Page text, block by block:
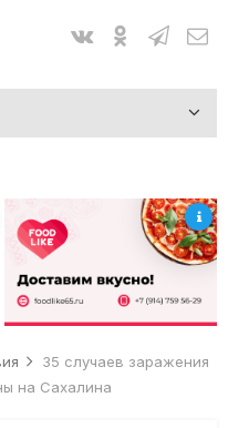
35 случаев заражения
на Сахалина